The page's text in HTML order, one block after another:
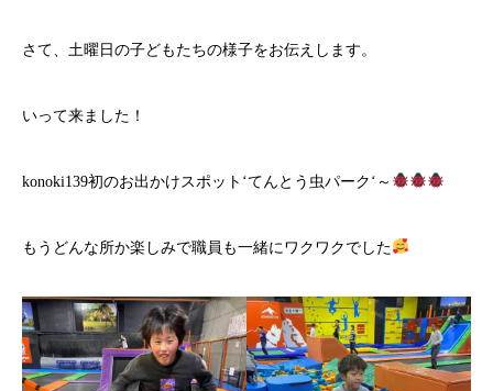
さて、土曜日の子どもたちの様子をお伝えします。
いって来ました！
konoki139初のお出かけスポット‘てんとう虫パーク‘～
もうどんな所か楽しみで職員も一緒にワクワクでした